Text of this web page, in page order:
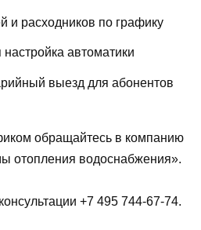
и расходников по графику
автоматики
выезд для абонентов
обращайтесь в компанию
отопления водоснабжения».
+7 495 744-67-74.